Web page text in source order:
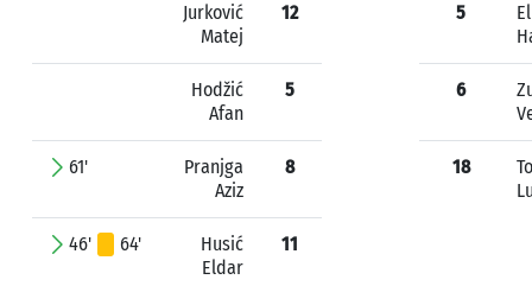
Jurković
Matej
12
Hodžić
Afan
5
61'
Pranjga
Aziz
8
46' 64'
Husić
Eldar
11
5
6
18